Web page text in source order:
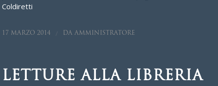
Coldiretti
17 MARZO 2014 / DAAMMINISTRATORE
LETTURE ALLA LIBRERIA